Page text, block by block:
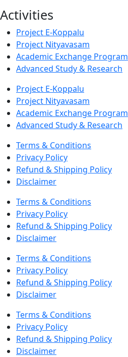
Activities
Project E-Koppalu
Project Nityavasam
Academic Exchange Program
Advanced Study & Research
Project E-Koppalu
Project Nityavasam
Academic Exchange Program
Advanced Study & Research
Terms & Conditions
Privacy Policy
Refund & Shipping Policy
Disclaimer
Terms & Conditions
Privacy Policy
Refund & Shipping Policy
Disclaimer
Terms & Conditions
Privacy Policy
Refund & Shipping Policy
Disclaimer
Terms & Conditions
Privacy Policy
Refund & Shipping Policy
Disclaimer